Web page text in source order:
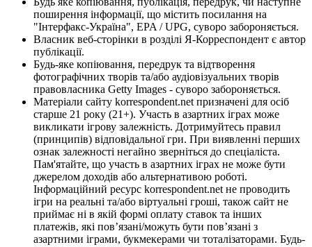
поширення інформації, що містить посилання на
"Інтерфакс-Україна", EPA / UPG, суворо забороняється.
Власник веб-сторінки в розділі Я-Корреспондент є автор
публікації.
Будь-яке копіювання, передрук та відтворення
фотографічних творів та/або аудіовізуальних творів
правовласника Getty Images - суворо забороняється.
Матеріали сайту korrespondent.net призначені для осіб
старше 21 року (21+). Участь в азартних іграх може
викликати ігрову залежність. Дотримуйтесь правил
(принципів) відповідальної гри. При виявленні перших
ознак залежності негайно зверніться до спеціаліста.
Пам'ятайте, що участь в азартних іграх не може бути
джерелом доходів або альтернативою роботі.
Інформаційний ресурс korrespondent.net не проводить
ігри на реальні та/або віртуальні гроші, також сайт не
приймає ні в якій формі оплату ставок та інших
платежів, які пов’язані/можуть бути пов’язані з
азартними іграми, букмекерами чи тоталізаторами. Будь-